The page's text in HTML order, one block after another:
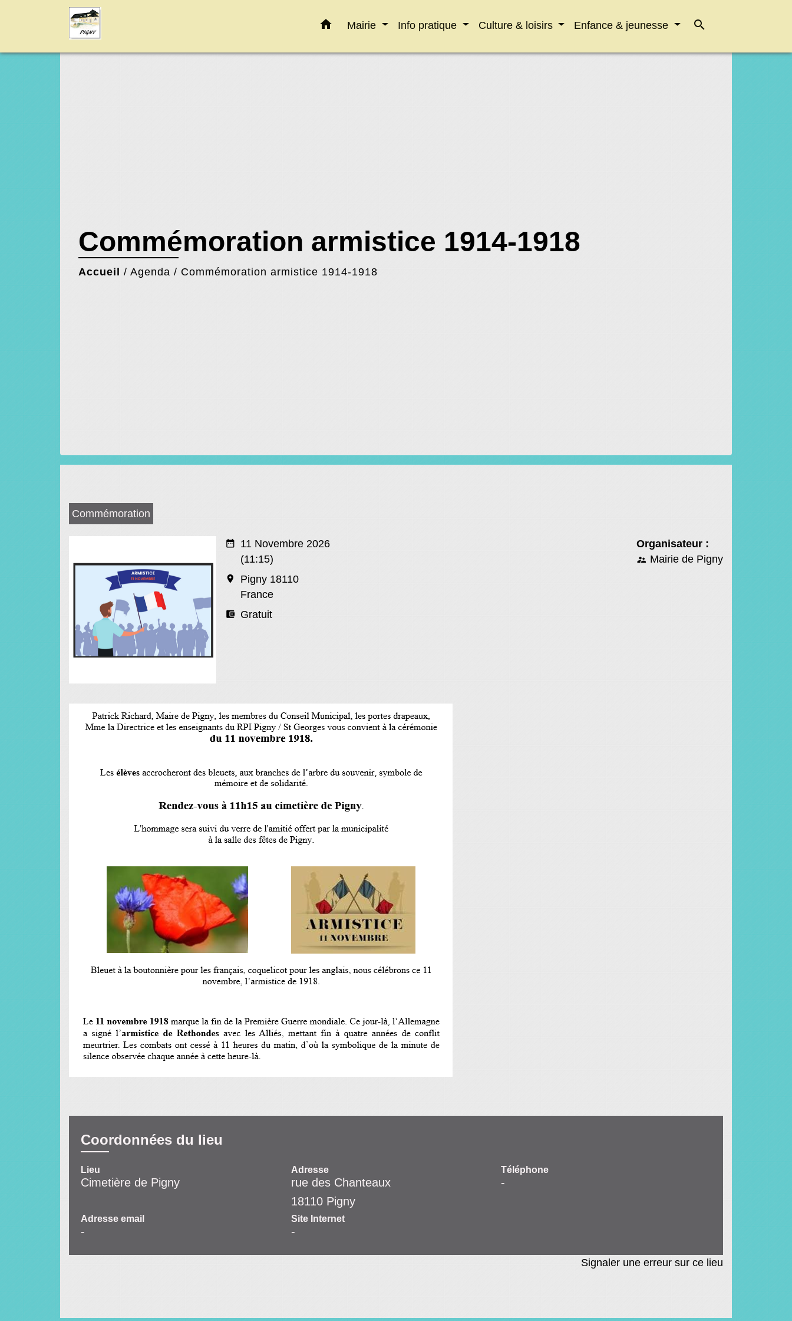
home Mairie Info pratique Culture & loisirs Enfance & jeunesse search
Commémoration armistice 1914-1918
Accueil / Agenda / Commémoration armistice 1914-1918
Commémoration
date_range
11 Novembre 2026
(11:15)
room
Pigny 18110
France
account_balance_wallet Gratuit
Organisateur :
supervisor_account Mairie de Pigny
Coordonnées du lieu
Lieu
Cimetière de Pigny
Adresse
rue des Chanteaux
18110 Pigny
Téléphone
-
Adresse email
-
Site Internet
-
Signaler une erreur sur ce lieu